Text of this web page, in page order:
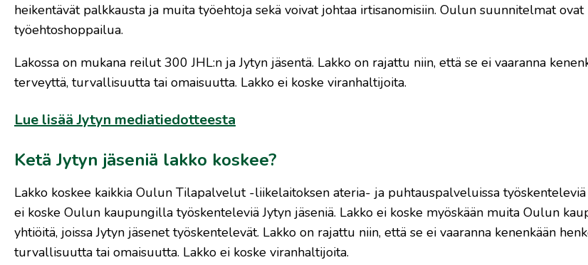
heikentävät palkkausta ja muita työehtoja sekä voivat johtaa irtisanomisiin. Oulun suunnitelmat
työehtoshoppailua.
Lakossa on mukana reilut 300 JHL:n ja Jytyn jäsentä. Lakko on rajattu niin, että se ei vaaranna
terveyttä, turvallisuutta tai omaisuutta. Lakko ei koske viranhaltijoita.
Lue lisää Jytyn mediatiedotteesta
Ketä Jytyn jäseniä lakko koskee?
Lakko koskee kaikkia Oulun Tilapalvelut -liikelaitoksen ateria- ja puhtauspalveluissa työskenteleviä
ei koske Oulun kaupungilla työskenteleviä Jytyn jäseniä. Lakko ei koske myöskään muita Oulun
yhtiöitä, joissa Jytyn jäsenet työskentelevät. Lakko on rajattu niin, että se ei vaaranna kenenkään
turvallisuutta tai omaisuutta. Lakko ei koske viranhaltijoita.